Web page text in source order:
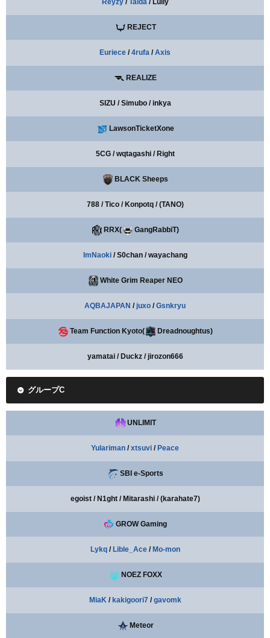
Reyzy/ Taida / Lully
REJECT
Euriece / 4rufa / Axis
REALIZE
SIZU / Simubo / inkya
LawsonTicketXone
5CG / wqtagashi / Right
BLACK Sheeps
788 / Tico / Konpotq / (TANO)
RRX( GangRabbiT)
ImNaoki/ S0chan / wayachang
White Grim Reaper NEO
AQBAJAPAN / juxo / Gsnkryu
Team Function Kyoto( Dreadnoughtus)
yamatai / Duckz / jirozon666
グループC
UNLIMIT
Yulariman / xtsuvi / Peace
SBI e-Sports
egoist / N1ght / Mitarashi / (karahate7)
GROW Gaming
Lykq/ Lible_Ace/ Mo-mon
NOEZ FOXX
MiaK/ kakigoori7 / gavomk
Meteor